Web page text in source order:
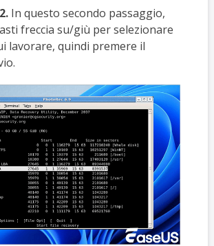
In questo secondo passaggio,
freccia su/giù per selezionare
lavorare, quindi premere il